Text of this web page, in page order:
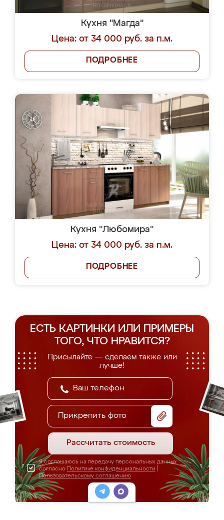
Кухня "Магда"
Цена: от 34 000 руб. за п.м.
ПОДРОБНЕЕ
Кухня "Любомира"
Цена: от 34 000 руб. за п.м.
ПОДРОБНЕЕ
ЕСТЬ КАРТИНКИ ИЛИ ПРИМЕРЫ
ТОГО, ЧТО НРАВИТСЯ?
Присылайте — сделаем также или
лучше!
Прикрепить фото
Рассчитать стоимость
Я соглашаюсь на передачу персональных данных
согласно Политике конфиденциальности
Пользовательскому соглашению